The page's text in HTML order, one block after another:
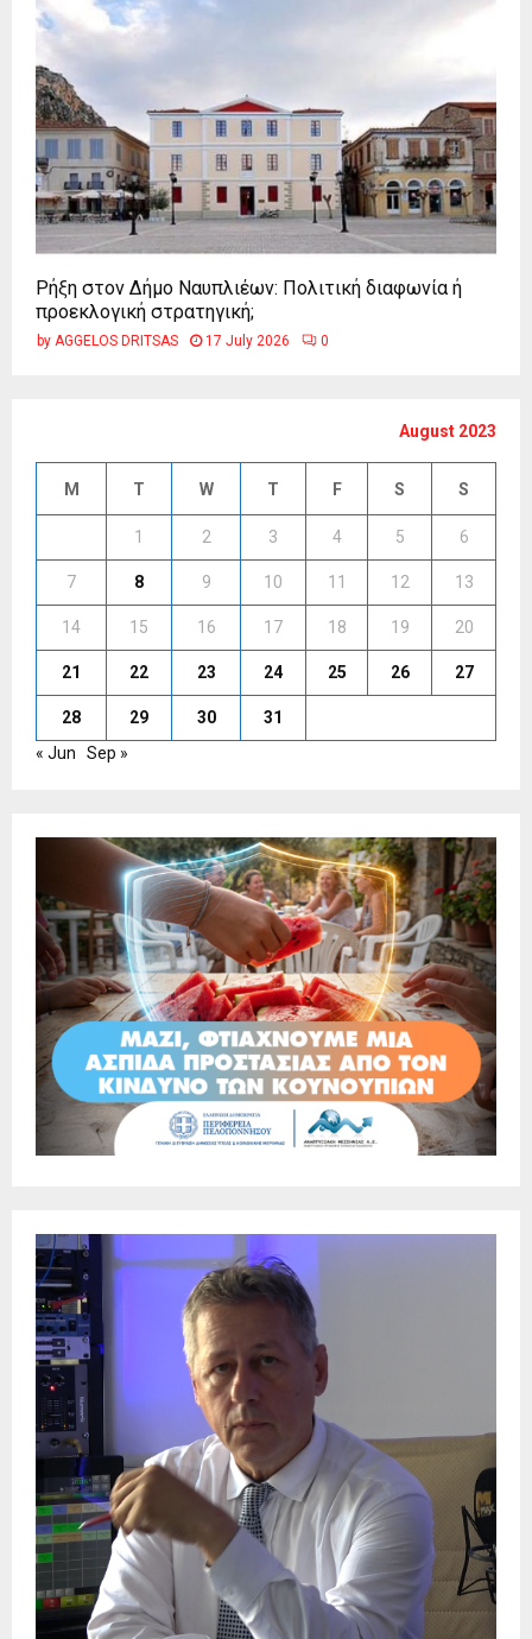
Ρήξη στον Δήμο Ναυπλιέων: Πολιτική διαφωνία ή
προεκλογική στρατηγική;
by AGGELOS DRITSAS 17 July 2026 0
August 2023
M T W T F S S
1 2 3 4 5 6
7 8 9 10 11 12 13
14 15 16 17 18 19 20
21 22 23 24 25 26 27
28 29 30
31
« Jun
Sep »